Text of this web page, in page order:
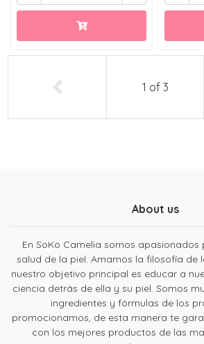
1 of 3
About us
En SoKo Camelia somos
salud de la piel. Amamos la filosofía de
nuestro objetivo principal es educar a
ciencia detrás de ella y su piel. Somos
ingredientes y fórmulas de los
promocionamos, de esta manera te
con los mejores productos de las